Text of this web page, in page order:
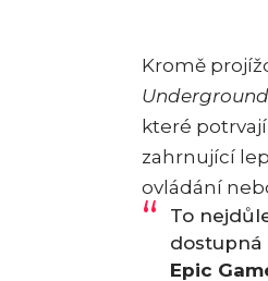
Kromě
které
zahrnující
ovládání
To
dostupná
Epic